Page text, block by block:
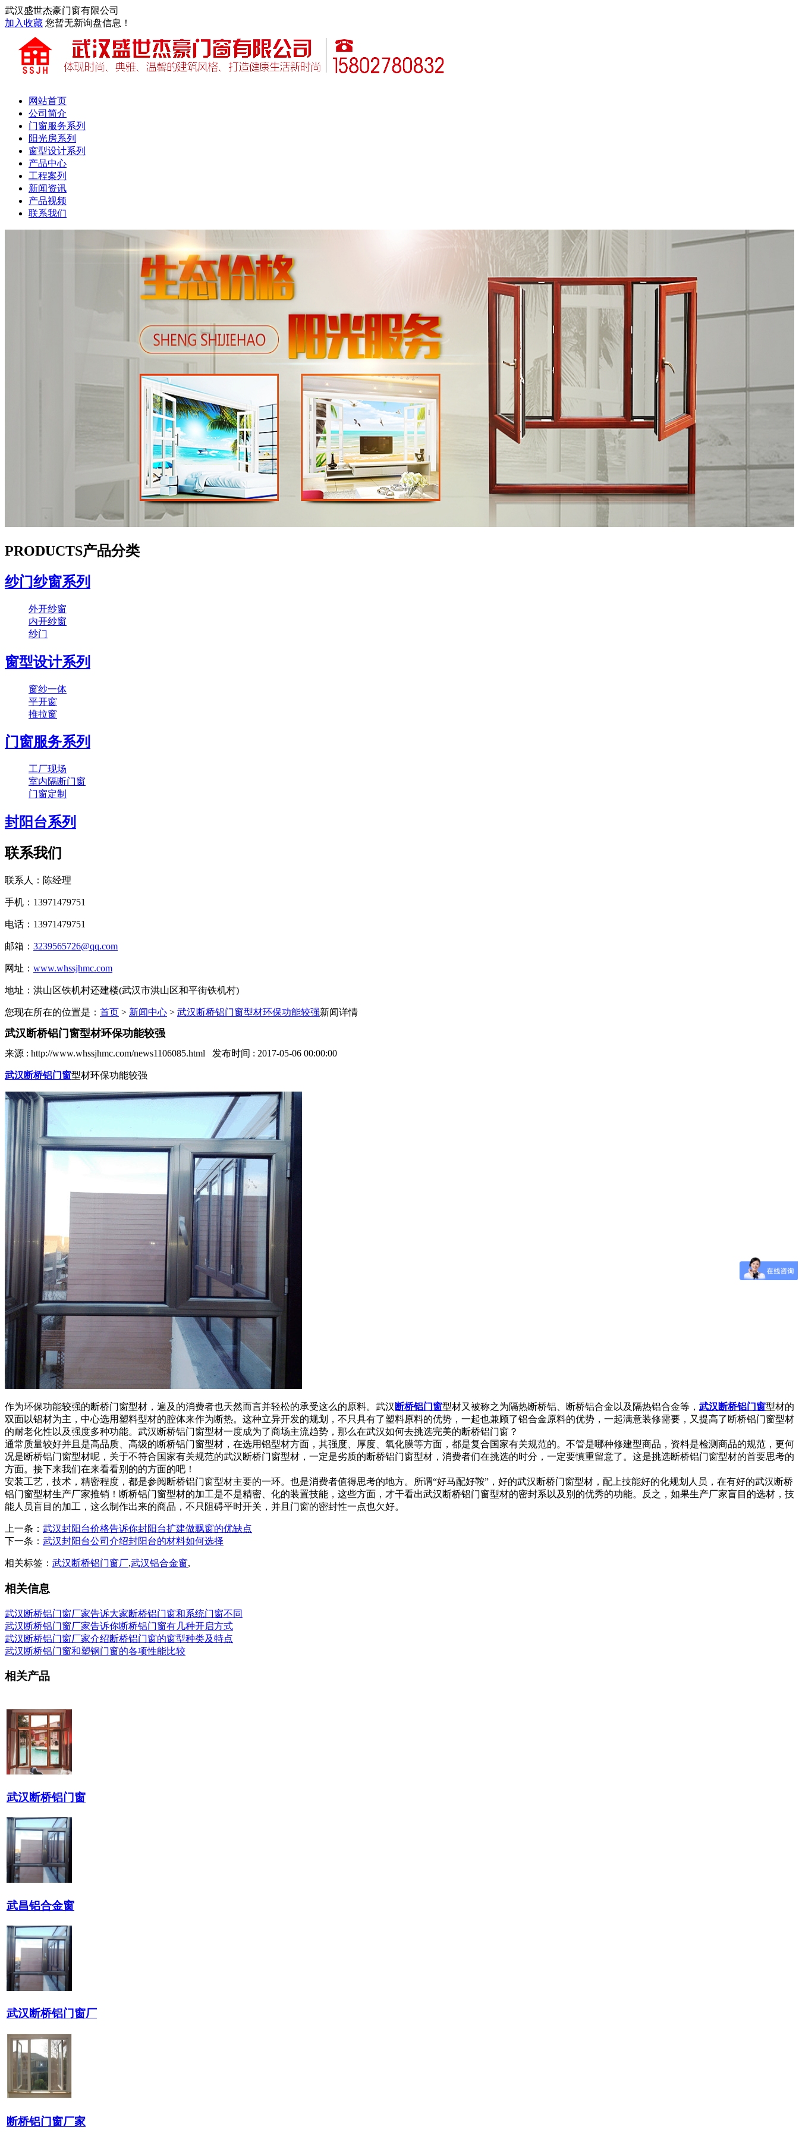
武汉盛世杰豪门窗有限公司
加入收藏 您暂无新询盘信息！
网站首页
公司简介
门窗服务系列
阳光房系列
窗型设计系列
产品中心
工程案列
新闻资讯
产品视频
联系我们
PRODUCTS产品分类
纱门纱窗系列
外开纱窗
内开纱窗
纱门
窗型设计系列
窗纱一体
平开窗
推拉窗
门窗服务系列
工厂现场
室内隔断门窗
门窗定制
封阳台系列
联系我们
联系人：陈经理
手机：13971479751
电话：13971479751
邮箱： 3239565726@qq.com
网址： www.whssjhmc.com
地址：洪山区铁机村还建楼(武汉市洪山区和平街铁机村)
您现在所在的位置是： 首页 > 新闻中心 > 武汉断桥铝门窗型材环保功能较强新闻详情
武汉断桥铝门窗型材环保功能较强
来源 : http://www.whssjhmc.com/news1106085.html 发布时间 : 2017-05-06 00:00:00
武汉断桥铝门窗型材环保功能较强
作为环保功能较强的断桥门窗型材，遍及的消费者也天然而言并轻松的承受这么的原料。武汉 断桥铝门窗型材又被称之为隔热断桥铝、断桥铝合金以及隔热铝合金等， 武汉断桥铝门窗型材的
双面以铝材为主，中心选用塑料型材的腔体来作为断热。这种立异开发的规划，不只具有了塑料原料的优势，一起也兼顾了铝合金原料的优势，一起满意装修需要，又提高了断桥铝门窗型材
的耐老化性以及强度多种功能。武汉断桥铝门窗型材一度成为了商场主流趋势，那么在武汉如何去挑选完美的断桥铝门窗？
通常质量较好并且是高品质、高级的断桥铝门窗型材，在选用铝型材方面，其强度、厚度、氧化膜等方面，都是复合国家有关规范的。不管是哪种修建型商品，资料是检测商品的规范，更何
况是断桥铝门窗型材呢，关于不符合国家有关规范的武汉断桥门窗型材，一定是劣质的断桥铝门窗型材，消费者们在挑选的时分，一定要慎重留意了。这是挑选断桥铝门窗型材的首要思考的
方面。接下来我们在来看看别的的方面的吧！
安装工艺，技术，精密程度，都是参阅断桥铝门窗型材主要的一环。也是消费者值得思考的地方。所谓“好马配好鞍”，好的武汉断桥门窗型材，配上技能好的化规划人员，在有好的武汉断桥
铝门窗型材生产厂家推销！断桥铝门窗型材的加工是不是精密、化的装置技能，这些方面，才干看出武汉断桥铝门窗型材的密封系以及别的优秀的功能。反之，如果生产厂家盲目的选材，技
能人员盲目的加工，这么制作出来的商品，不只阻碍平时开关，并且门窗的密封性一点也欠好。
上一条： 武汉封阳台价格告诉你封阳台扩建做飘窗的优缺点
下一条： 武汉封阳台公司介绍封阳台的材料如何选择
相关标签： 武汉断桥铝门窗厂,武汉铝合金窗,
相关信息
武汉断桥铝门窗厂家告诉大家断桥铝门窗和系统门窗不同
武汉断桥铝门窗厂家告诉你断桥铝门窗有几种开启方式
武汉断桥铝门窗厂家介绍断桥铝门窗的窗型种类及特点
武汉断桥铝门窗和塑钢门窗的各项性能比较
相关产品
武汉断桥铝门窗
武昌铝合金窗
武汉断桥铝门窗厂
断桥铝门窗厂家